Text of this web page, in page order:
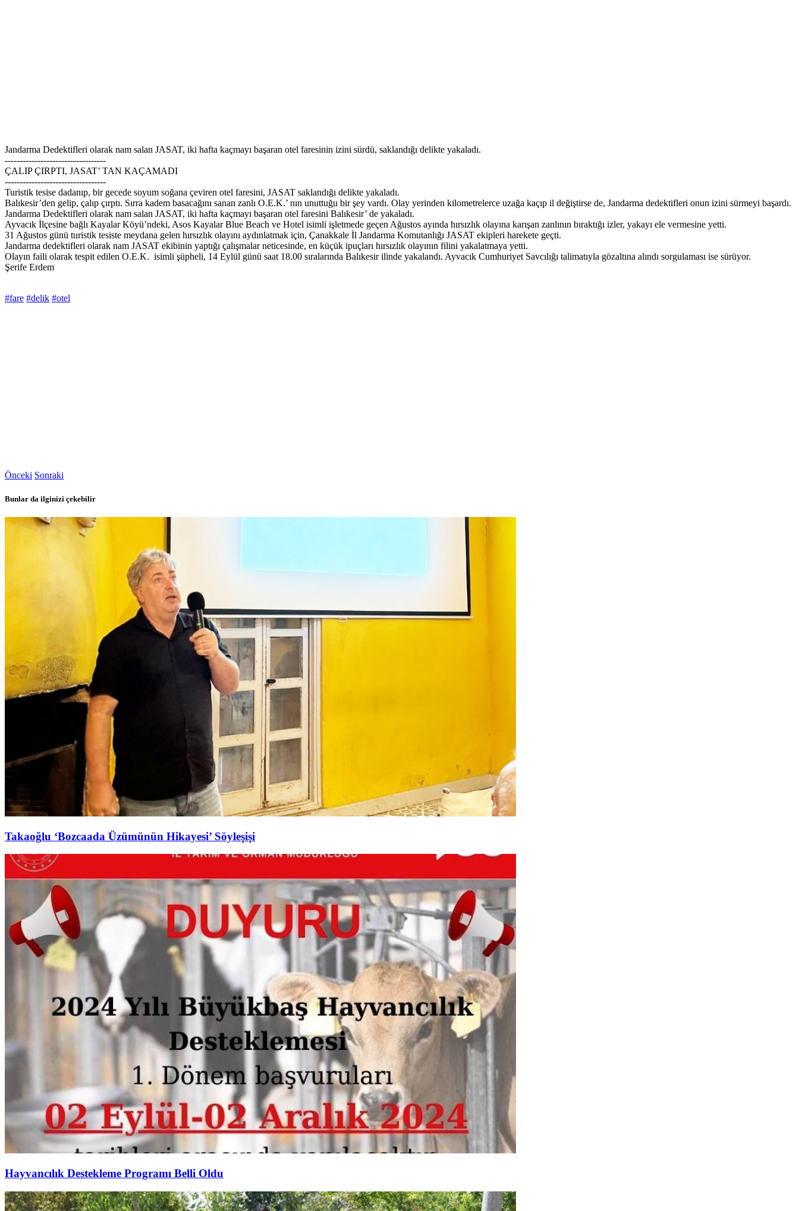
Jandarma Dedektifleri olarak nam salan JASAT, iki hafta kaçmayı başaran otel faresinin izini sürdü, saklandığı delikte yakaladı.
----------------------------------
ÇALIP ÇIRPTI, JASAT’ TAN KAÇAMADI
----------------------------------
Turistik tesise dadanıp, bir gecede soyum soğana çeviren otel faresini, JASAT saklandığı delikte yakaladı.
Balıkesir’den gelip, çalıp çırptı. Sırra kadem basacağını sanan zanlı O.E.K.’ nın unuttuğu bir şey vardı. Olay yerinden kilometrelerce uzağa kaçıp il değiştirse de, Jandarma dedektifleri onun izini sürmeyi başardı.
Jandarma Dedektifleri olarak nam salan JASAT, iki hafta kaçmayı başaran otel faresini Balıkesir’ de yakaladı.
Ayvacık İlçesine bağlı Kayalar Köyü’ndeki, Asos Kayalar Blue Beach ve Hotel isimli işletmede geçen Ağustos ayında hırsızlık olayına karışan zanlının bıraktığı izler, yakayı ele vermesine yetti.
31 Ağustos günü turistik tesiste meydana gelen hırsızlık olayını aydınlatmak için, Çanakkale İl Jandarma Komutanlığı JASAT ekipleri harekete geçti.
Jandarma dedektifleri olarak nam JASAT ekibinin yaptığı çalışmalar neticesinde, en küçük ipuçları hırsızlık olayının filini yakalatmaya yetti.
Olayın faili olarak tespit edilen O.E.K. isimli şüpheli, 14 Eylül günü saat 18.00 sıralarında Balıkesir ilinde yakalandı. Ayvacık Cumhuriyet Savcılığı talimatıyla gözaltına alındı sorgulaması ise sürüyor.
Şerife Erdem
#fare #delik #otel
Önceki Sonraki
Bunlar da ilginizi çekebilir
Takaoğlu ‘Bozcaada Üzümünün Hikayesi’ Söyleşişi
Hayvancılık Destekleme Programı Belli Oldu